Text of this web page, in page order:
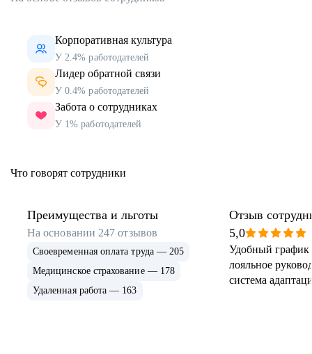
Корпоративная культура
У 2.4% работодателей
Лидер обратной связи
У 0.4% работодателей
Забота о сотрудниках
У 1% работодателей
Что говорят сотрудники
Преимущества и льготы
На основании 247 отзывов
Своевременная оплата труда — 205
Медицинское страхование — 178
Удаленная работа — 163
Отзыв
5,0
Удобный график
лояльное
система